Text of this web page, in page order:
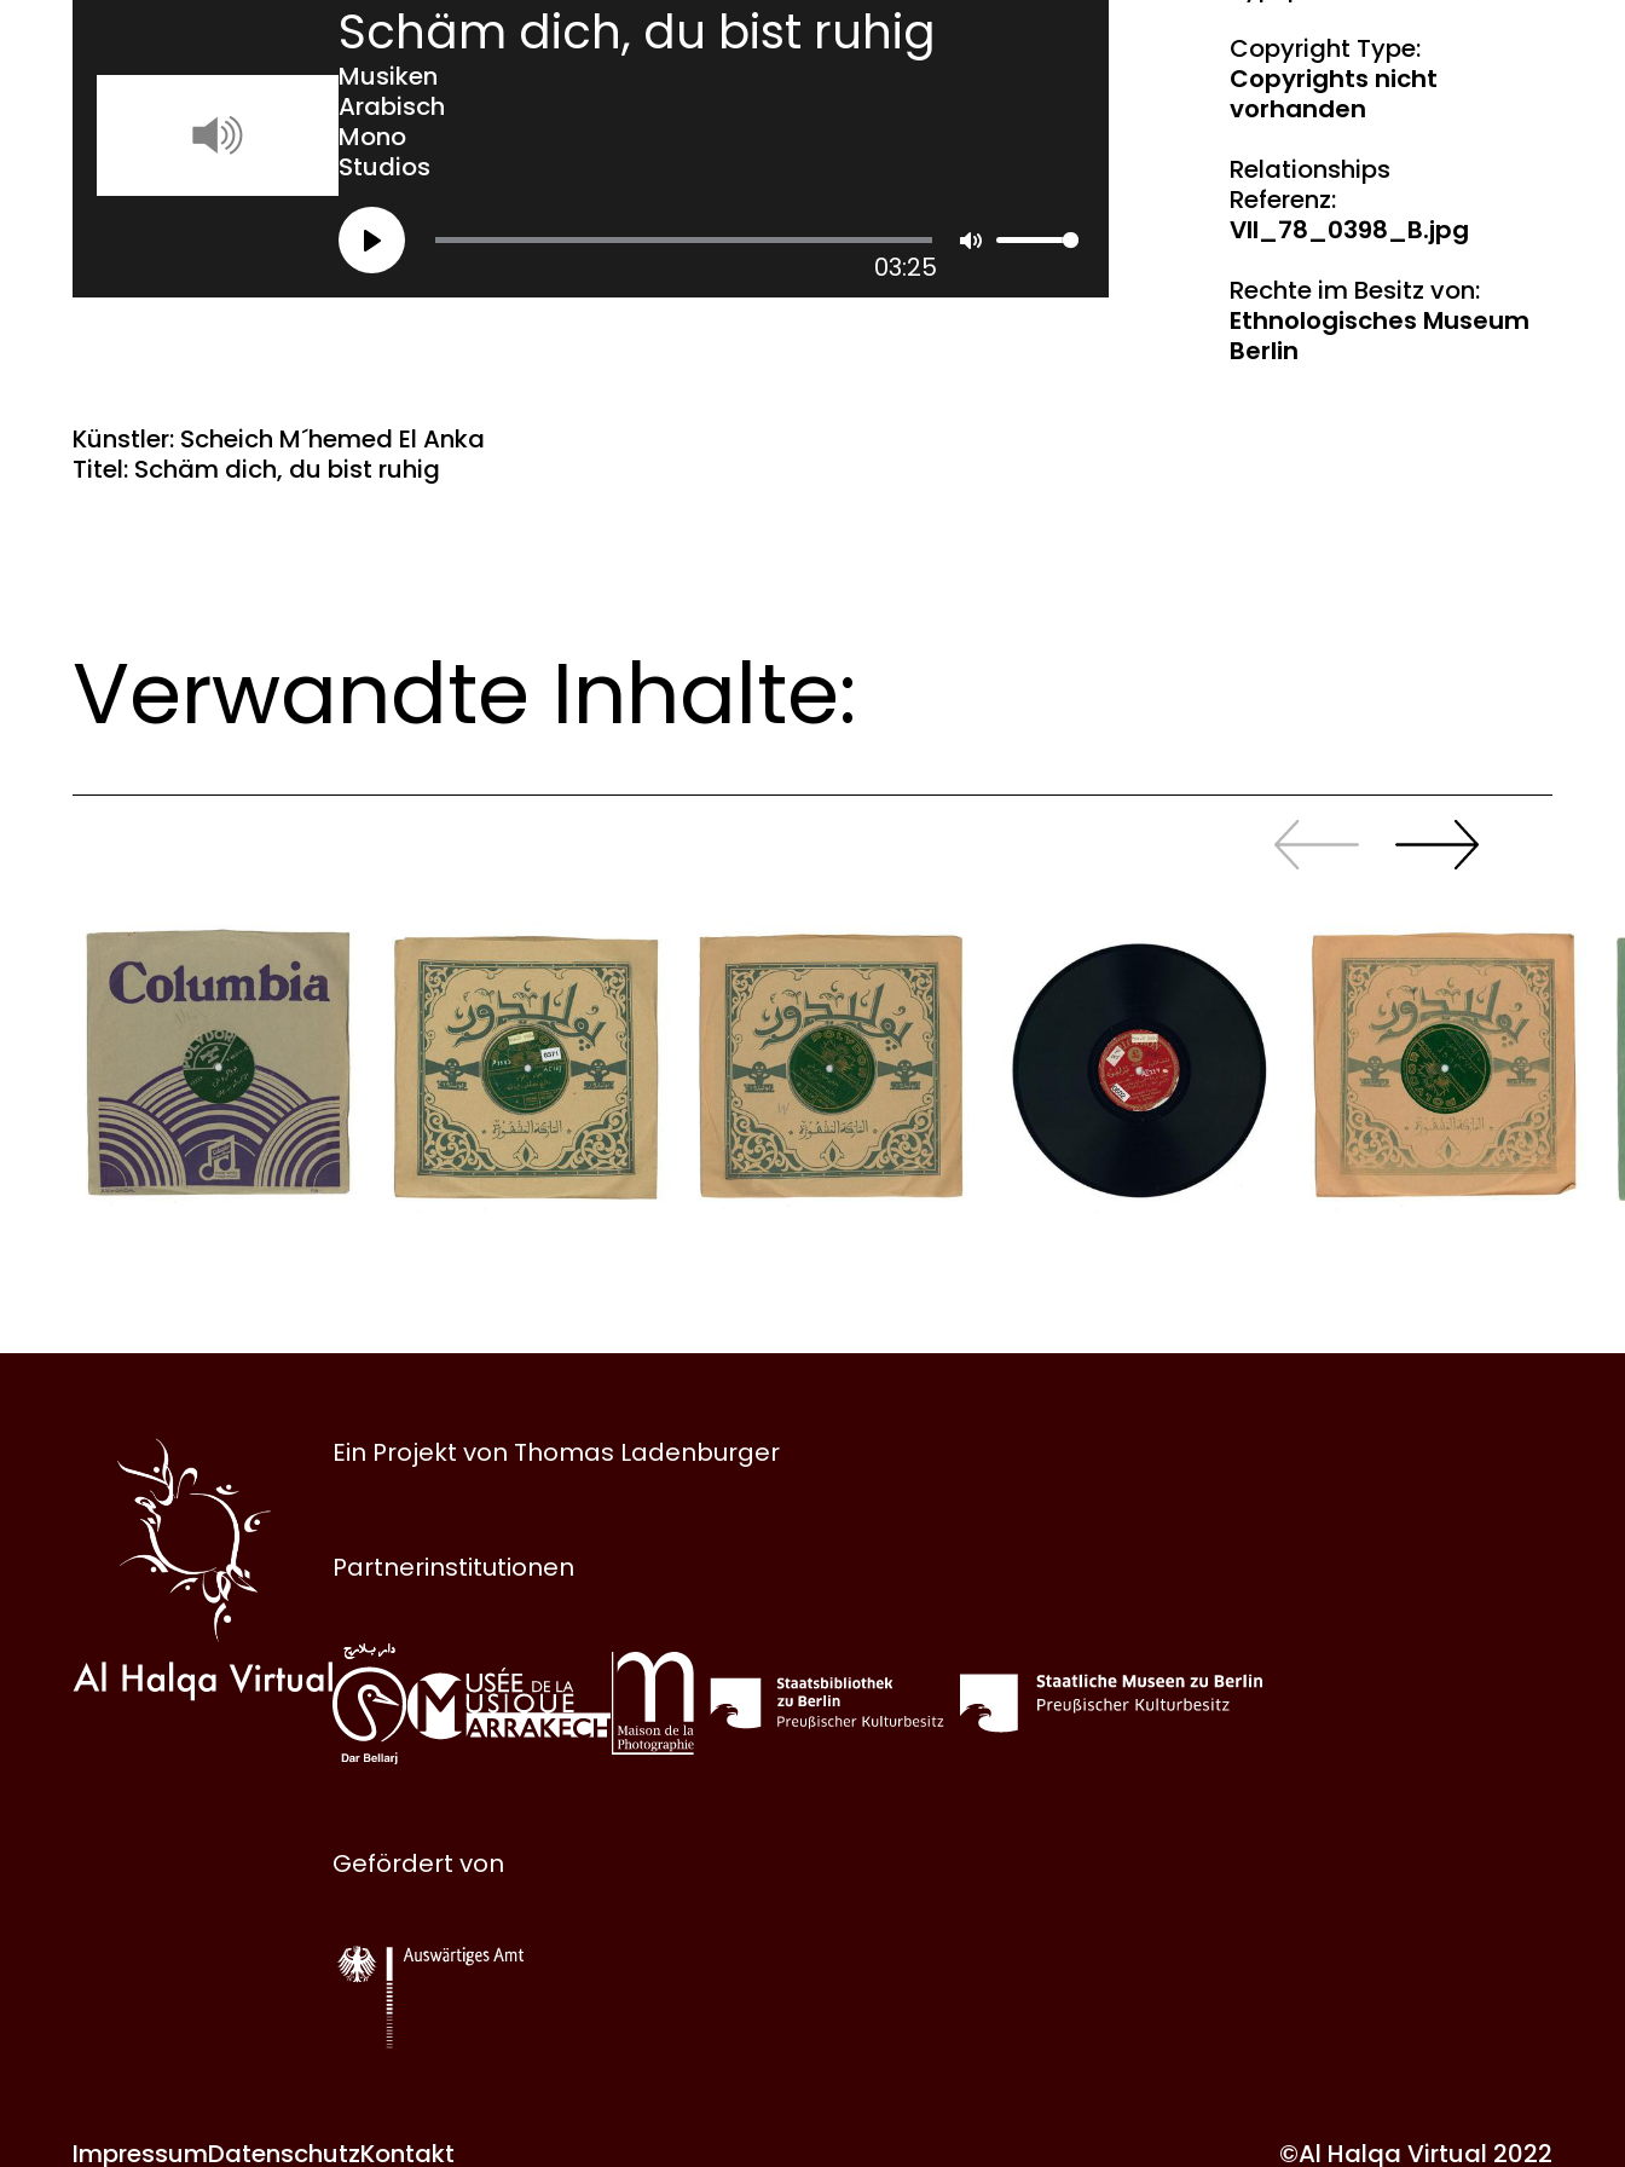
Schäm dich, du bist ruhig
Musiken
Arabisch
Mono
Studios
Play 03:25
Künstler: Scheich M´hemed El Anka
Titel: Schäm dich, du bist ruhig
Copyright Type:
Copyrights nicht
vorhanden
Relationships
Referenz:
VII_78_0398_B.jpg
Rechte im Besitz von:
Ethnologisches Museum
Berlin
Verwandte Inhalte:
Zurück
sliden
Weiter
sliden
Halqa
Ein Projekt von Thomas Ladenburger
Partnerinstitutionen
Gefördert von
ImpressumDatenschutzKontakt ©Al Halqa Virtual 2022